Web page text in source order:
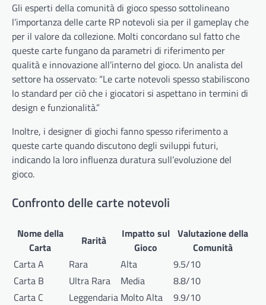
Gli esperti della comunità di gioco spesso sottolineano
l’importanza delle carte RP notevoli sia per il gameplay che
per il valore da collezione. Molti concordano sul fatto che
queste carte fungano da parametri di riferimento per
qualità e innovazione all’interno del gioco. Un analista del
settore ha osservato: “Le carte notevoli spesso stabiliscono
lo standard per ciò che i giocatori si aspettano in termini di
design e funzionalità.”
Inoltre, i designer di giochi fanno spesso riferimento a
queste carte quando discutono degli sviluppi futuri,
indicando la loro influenza duratura sull’evoluzione del
gioco.
Confronto delle carte notevoli
Nome della
Carta
Rarità
Impatto sul
Gioco
Valutazione della
Comunità
Carta A
Rara Alta
9.5/10
Carta B
Ultra Rara Media
8.8/10
Carta C
Leggendaria Molto Alta 9.9/10